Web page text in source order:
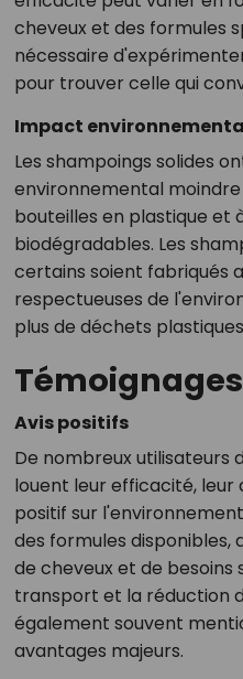
cheveux et des formules
nécessaire
pour trouver celle qui
Impact
Les shampoings solides
environnemental
bouteilles en plastique et
biodégradables. Les
certains soient fabriqués
respectueuses de
plus de déchets
Avis positifs
De nombreux utilisateurs
louent leur efficacité,
positif sur
des formules
de cheveux et de besoins
transport et la réduction
également souvent
avantages majeurs.